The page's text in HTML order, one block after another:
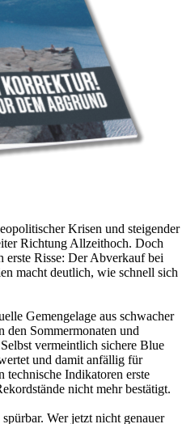
Krisen und steigender
Richtung Allzeithoch. Doch
erste Risse: Der Abverkauf bei
macht deutlich, wie schnell sich
Gemengelage aus schwacher
den Sommermonaten und
vermeintlich sichere Blue
und damit anfällig für
Indikatoren erste
nicht mehr bestätigt.
Wer jetzt nicht genauer